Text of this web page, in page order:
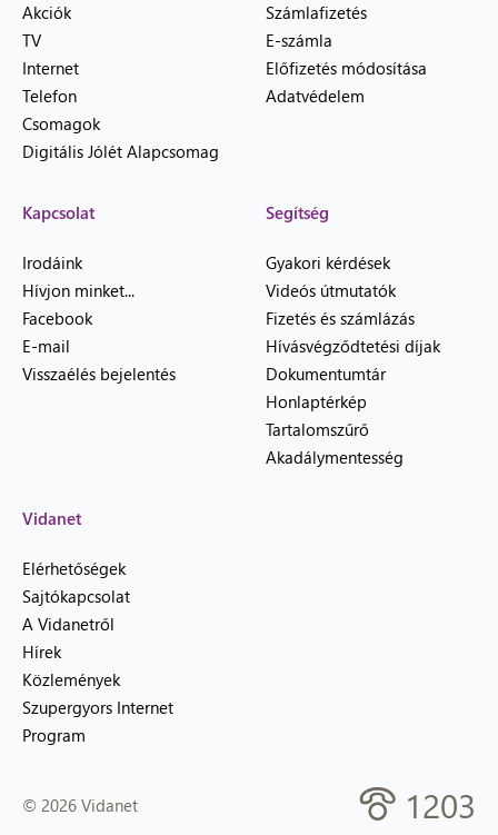
Akciók
TV
Internet
Telefon
Csomagok
Digitális Jólét Alapcsomag
Számlafizetés
E-számla
Előfizetés módosítása
Adatvédelem
Kapcsolat
Irodáink
Hívjon minket...
Facebook
E-mail
Visszaélés bejelentés
Segítség
Gyakori kérdések
Videós útmutatók
Fizetés és számlázás
Hívásvégződtetési díjak
Dokumentumtár
Honlaptérkép
Tartalomszűrő
Akadálymentesség
Vidanet
Elérhetőségek
Sajtókapcsolat
A Vidanetről
Hírek
Közlemények
Szupergyors Internet
Program
© 2026 Vidanet 1203